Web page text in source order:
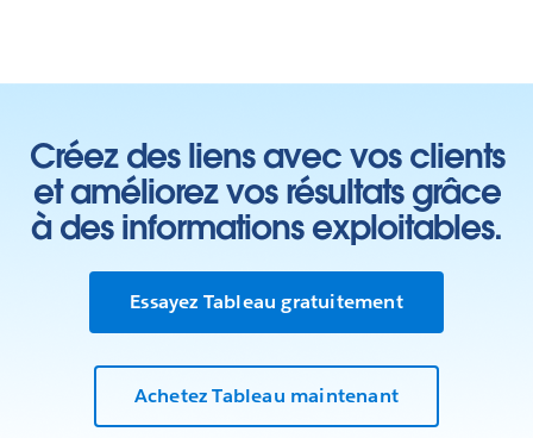
Créez des liens avec vos clients
et améliorez vos résultats grâce
à des informations exploitables.
Essayez Tableau gratuitement
Achetez Tableau maintenant